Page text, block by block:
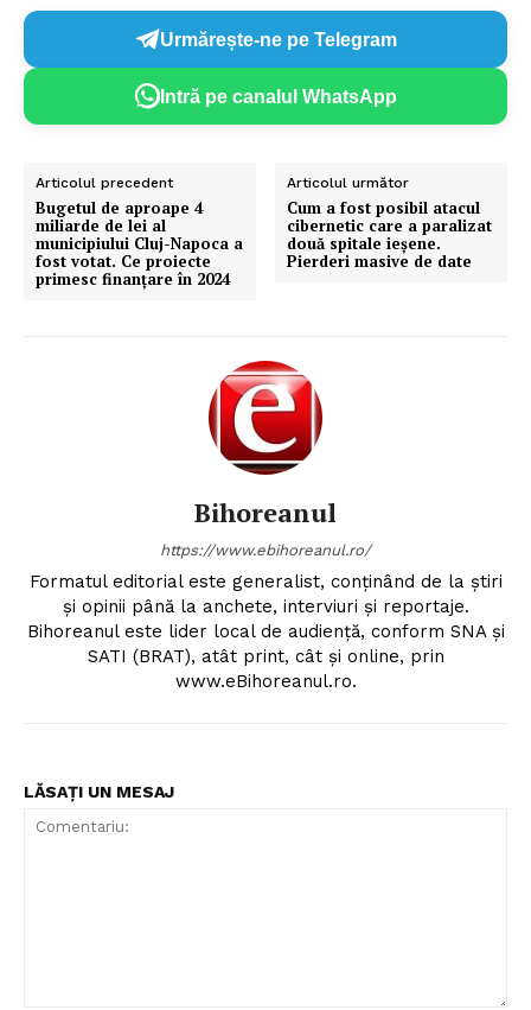
Urmărește-ne pe Telegram
Intră pe canalul WhatsApp
Articolul precedent
Bugetul de aproape 4
miliarde de lei al
municipiului Cluj-Napoca a
fost votat. Ce proiecte
primesc finanțare în 2024
Articolul următor
Cum a fost posibil atacul
cibernetic care a paralizat
două spitale ieșene.
Pierderi masive de date
Bihoreanul
https://www.ebihoreanul.ro/
Formatul editorial este generalist, conţinând de la ştiri
şi opinii până la anchete, interviuri şi reportaje.
Bihoreanul este lider local de audienţă, conform SNA şi
SATI (BRAT), atât print, cât şi online, prin
www.eBihoreanul.ro.
LĂSAȚI UN MESAJ